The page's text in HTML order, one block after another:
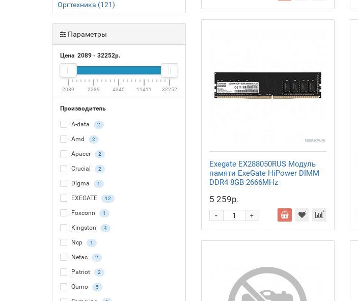
Оргтехника (121)
Параметры
Цена 2089 - 32252р.
2089 2289 4345 11411 32252
Производитель
A-data 2
Amd 2
Apacer 2
Crucial 2
Digma 1
EXEGATE 12
Foxconn 1
Kingston 4
Ncp 1
Netac 2
Patriot 2
Qumo 5
Exegate EX288050RUS Модуль
памяти ExeGate HiPower DIMM
DDR4 8GB 2666MHz
5 259р.
+
-